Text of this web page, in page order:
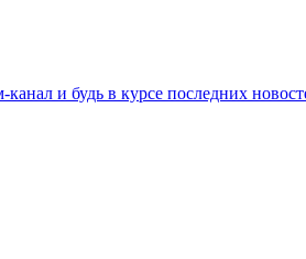
и будь в курсе последних